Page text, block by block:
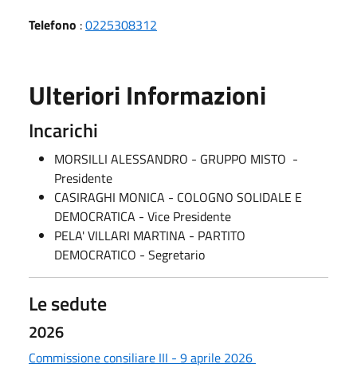
Telefono :0225308312
Ulteriori Informazioni
Incarichi
MORSILLI ALESSANDRO - GRUPPO MISTO -
Presidente
CASIRAGHI MONICA - COLOGNO SOLIDALE E
DEMOCRATICA - Vice Presidente
PELA' VILLARI MARTINA - PARTITO
DEMOCRATICO - Segretario
Le sedute
2026
Commissione consiliare III - 9 aprile 2026